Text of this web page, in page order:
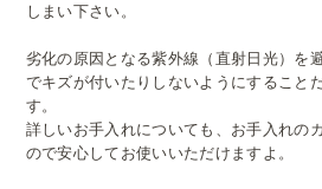
しまい下さい。
劣化の原因となる紫外線（直射日光）を
でキズが付いたりしないようにすること
す。
詳しいお手入れについても、お手入れの
ので安心してお使いいただけますよ。